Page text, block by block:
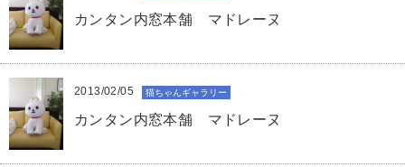
カンタン内窓本舗 マドレーヌ
2013/02/05 猫ちゃんギャラリー
カンタン内窓本舗 マドレーヌ